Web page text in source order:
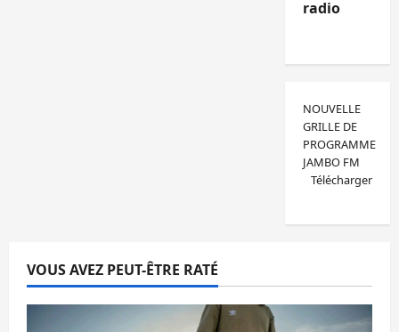
radio
NOUVELLE
GRILLE DE
PROGRAMME
JAMBO FM
Télécharger
VOUS AVEZ PEUT-ÊTRE RATÉ